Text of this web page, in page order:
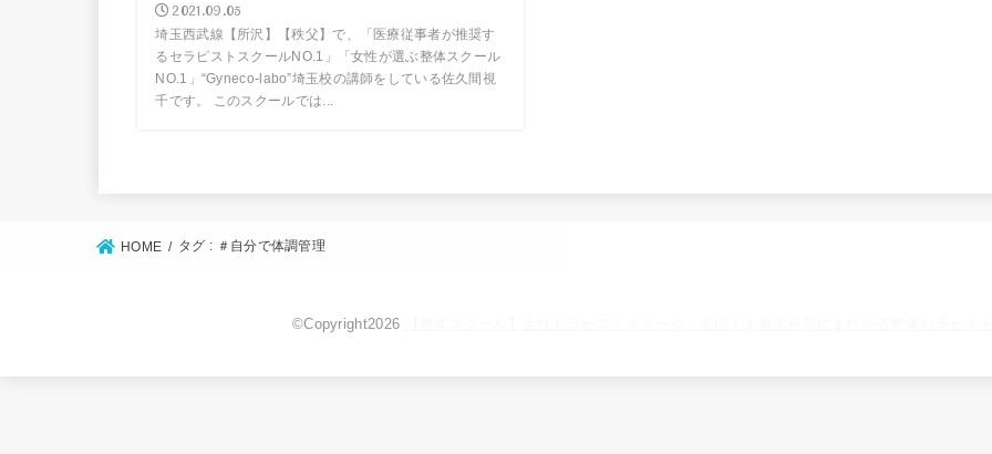
2021.09.05
埼玉西武線【所沢】【秩父】で、「医療従事者が推奨す
るセラピストスクールNO.1」「女性が選ぶ整体スクール
NO.1」“Gyneco-labo”埼玉校の講師をしている佐久間視
千です。 このスクールでは...
HOME タグ : ＃自分で体調管理
©Copyright2026